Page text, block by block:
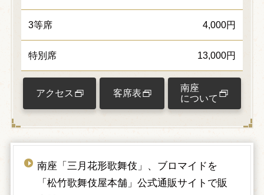
3等席 4,000円
特別席 13,000円
アクセス 客席表
南座
について
南座「三月花形歌舞伎」、ブロマイドを
「松竹歌舞伎屋本舗」公式通販サイトで販